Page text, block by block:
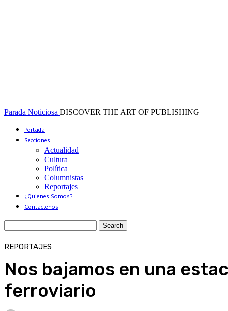
Parada Noticiosa DISCOVER THE ART OF PUBLISHING
Portada
Secciones
Actualidad
Cultura
Política
Columnistas
Reportajes
¿Quienes Somos?
Contactenos
REPORTAJES
Nos bajamos en una
ferroviario